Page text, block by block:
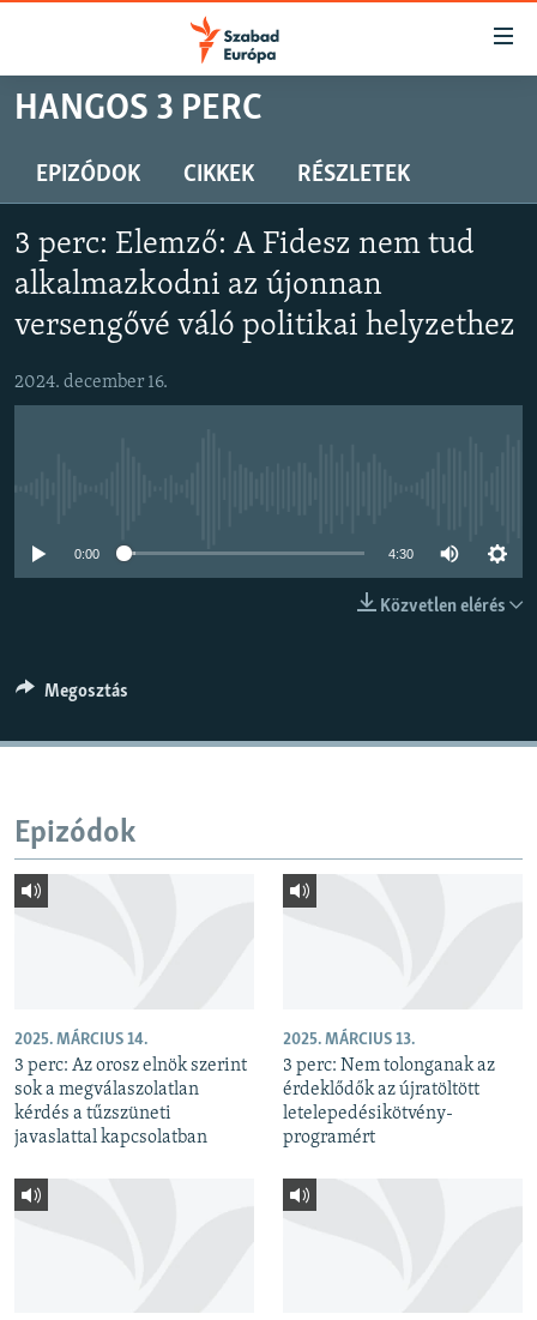
Akadálymentes
Ugrás
oldalra
tartalomjegyzékre
AKTUÁLIS
VIDEÓK
ELEMZŐ
SZABADON
EURÓPAI UNIÓ
A MÚLT TANULSÁGAI
KÖVESSEN MINKET!
Valamennyi RFE/RL weboldal
HANGOS 3 PERC
EPIZÓDOK CIKKEK RÉSZLETEK
3 perc: Elemző: A Fidesz nem tud
alkalmazkodni az újonnan
versengővé váló politikai helyzethez
2024. december 16.
0:00 4:30
Közvetlen elérés
Megosztás
Epizódok
2025. MÁRCIUS 14.
3 perc: Az orosz elnök szerint
sok a megválaszolatlan
kérdés a tűzszüneti
javaslattal kapcsolatban
2025. MÁRCIUS 13.
3 perc: Nem tolonganak az
érdeklődők az újratöltött
letelepedésikötvény-
programért